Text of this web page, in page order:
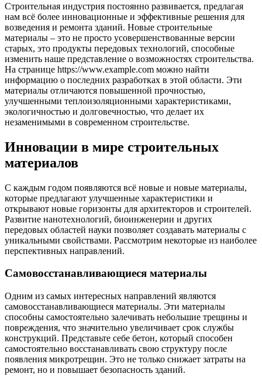
Строительная индустрия постоянно развивается, предлагая
нам всё более инновационные и эффективные решения для
возведения и ремонта зданий. Новые строительные
материалы – это не просто усовершенствованные версии
старых, это продукты передовых технологий, способные
изменить наше представление о возможностях строительства.
На странице https://www.example.com можно найти
информацию о последних разработках в этой области. Эти
материалы отличаются повышенной прочностью,
улучшенными теплоизоляционными характеристиками,
экологичностью и долговечностью, что делает их
незаменимыми в современном строительстве.
Инновации в мире строительных
материалов
С каждым годом появляются всё новые и новые материалы,
которые предлагают улучшенные характеристики и
открывают новые горизонты для архитекторов и строителей.
Развитие нанотехнологий, биоинженерии и других
передовых областей науки позволяет создавать материалы с
уникальными свойствами. Рассмотрим некоторые из наиболее
перспективных направлений.
Самовосстанавливающиеся материалы
Одним из самых интересных направлений являются
самовосстанавливающиеся материалы. Эти материалы
способны самостоятельно залечивать небольшие трещины и
повреждения, что значительно увеличивает срок службы
конструкций. Представьте себе бетон, который способен
самостоятельно восстанавливать свою структуру после
появления микротрещин. Это не только снижает затраты на
ремонт, но и повышает безопасность зданий.